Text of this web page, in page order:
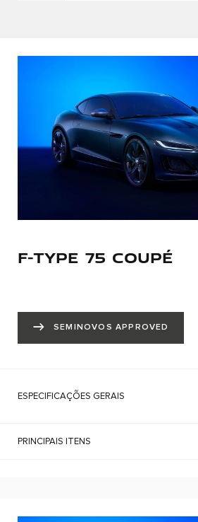
F-TYPE 75 COUPÉ
SEMINOVOS APPROVED
ESPECIFICAÇÕES GERAIS
PRINCIPAIS ITENS